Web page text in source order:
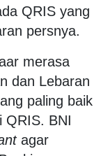
QRIS yang
persnya.
merasa
dan Lebaran
paling baik
QRIS. BNI
agar